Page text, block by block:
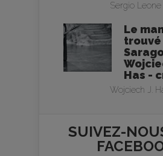
Sergio Leone
Le
trouvé
Has -
Wojciech J.
SUIVEZ-